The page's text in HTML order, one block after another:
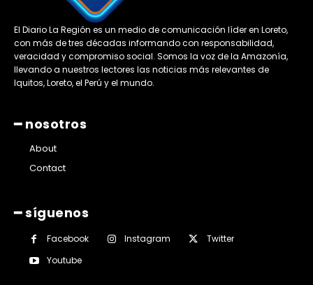
El Diario La Región es un medio de comunicación líder en Loreto,
con más de tres décadas informando con responsabilidad,
veracidad y compromiso social. Somos la voz de la Amazonía,
llevando a nuestros lectores las noticias más relevantes de
Iquitos, Loreto, el Perú y el mundo.
━ nosotros
About
Contact
━ síguenos
Facebook Instagram
Twitter
Youtube